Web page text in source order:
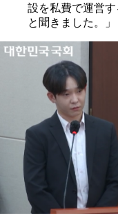
設を私費で運営
と聞きました。」